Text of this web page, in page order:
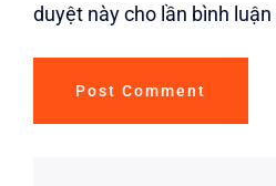
duyệt này cho lần bình